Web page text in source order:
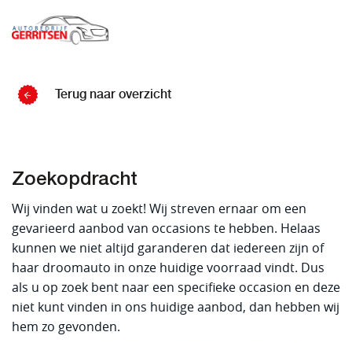
Terug naar overzicht
Zoekopdracht
Wij vinden wat u zoekt! Wij streven ernaar om een
gevarieerd aanbod van occasions te hebben. Helaas
kunnen we niet altijd garanderen dat iedereen zijn of
haar droomauto in onze huidige voorraad vindt. Dus
als u op zoek bent naar een specifieke occasion en deze
niet kunt vinden in ons huidige aanbod, dan hebben wij
hem zo gevonden.